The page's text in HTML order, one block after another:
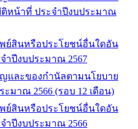
ติหน้าที่ ประจำปีงบประมาณ
ย์สินหรือประโยชน์อื่นใดอัน
ำปีงบประมาณ 2567
และของกำนัลตามนโยบาย
ะมาณ 2566 (รอบ 12 เดือน)
ย์สินหรือประโยชน์อื่นใดอัน
ำปีงบประมาณ 2566